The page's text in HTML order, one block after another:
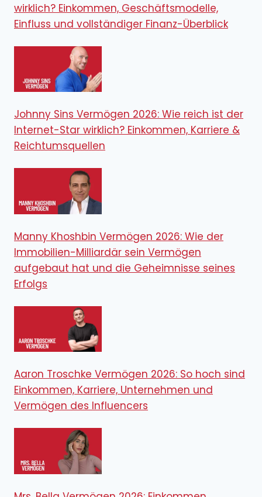
wirklich? Einkommen, Geschäftsmodelle,
Einfluss und vollständiger Finanz-Überblick
Johnny Sins Vermögen 2026: Wie reich ist der
Internet-Star wirklich? Einkommen, Karriere &
Reichtumsquellen
Manny Khoshbin Vermögen 2026: Wie der
Immobilien-Milliardär sein Vermögen
aufgebaut hat und die Geheimnisse seines
Erfolgs
Aaron Troschke Vermögen 2026: So hoch sind
Einkommen, Karriere, Unternehmen und
Vermögen des Influencers